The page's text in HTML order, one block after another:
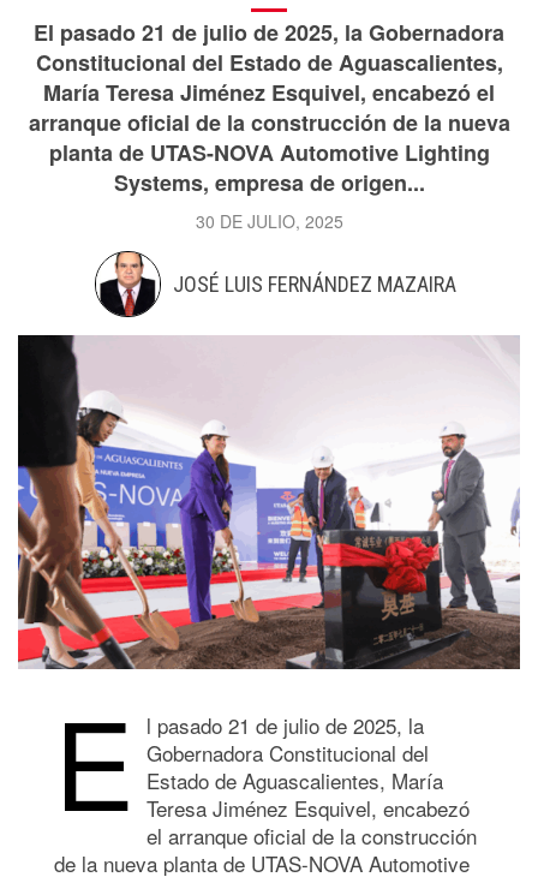
El pasado 21 de julio de 2025, la Gobernadora
Constitucional del Estado de Aguascalientes,
María Teresa Jiménez Esquivel, encabezó el
arranque oficial de la construcción de la nueva
planta de UTAS-NOVA Automotive Lighting
Systems, empresa de origen...
30 DE JULIO, 2025
JOSÉ LUIS FERNÁNDEZ MAZAIRA
E
l pasado 21 de julio de 2025, la
Gobernadora Constitucional del
Estado de Aguascalientes, María
Teresa Jiménez Esquivel, encabezó
el arranque oficial de la construcción
de la nueva planta de UTAS-NOVA Automotive